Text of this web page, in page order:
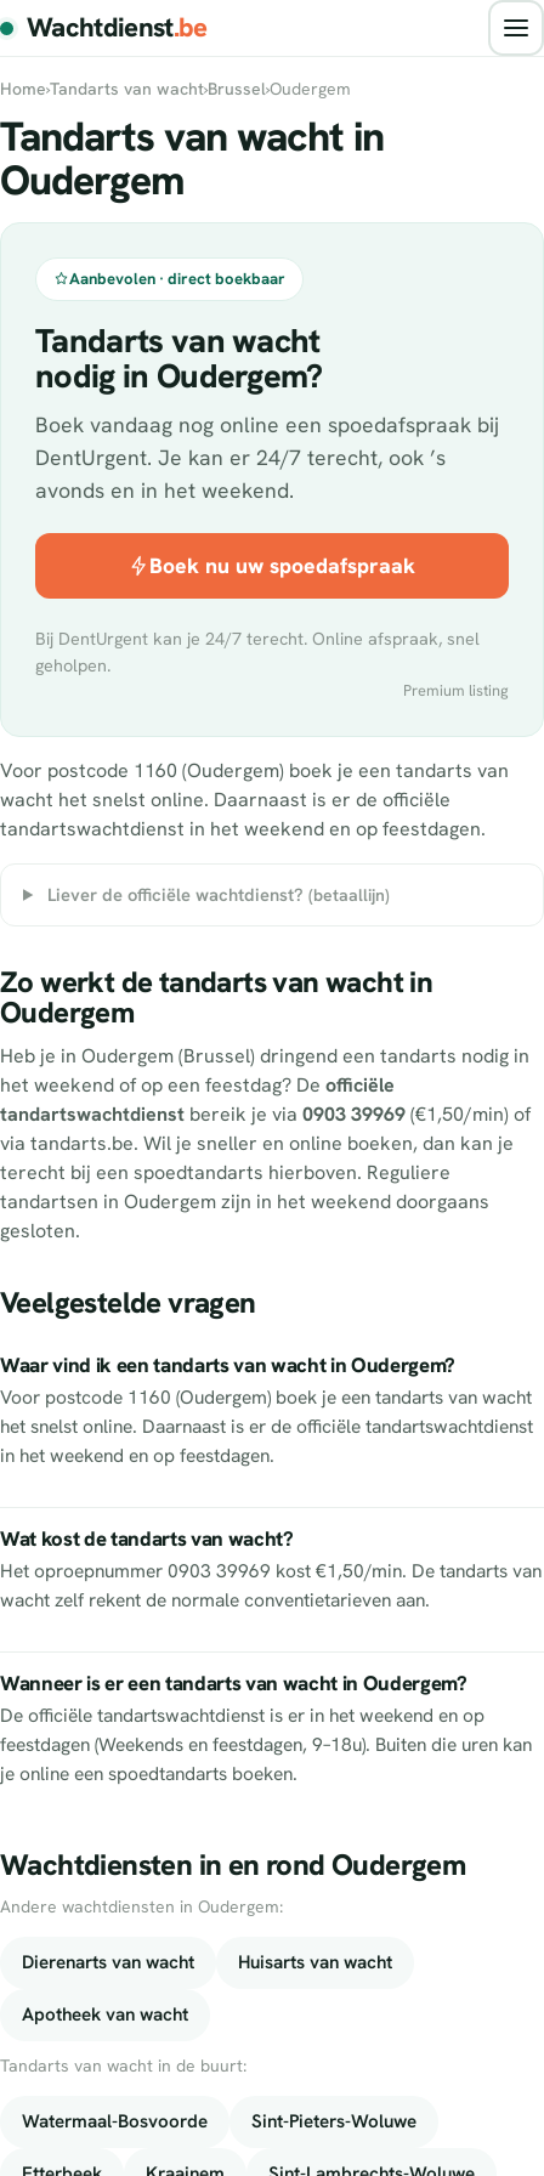
Wachtdienst.be
Home›Tandarts van wacht›Brussel›Oudergem
Tandarts van wacht in
Oudergem
Aanbevolen · direct boekbaar
Tandarts van wacht
nodig in Oudergem?
Boek vandaag nog online een spoedafspraak bij
DentUrgent. Je kan er 24/7 terecht, ook ’s
avonds en in het weekend.
Boek nu uw spoedafspraak
Bij DentUrgent kan je 24/7 terecht. Online afspraak, snel
geholpen.
Premium listing
Voor postcode 1160 (Oudergem) boek je een tandarts van
wacht het snelst online. Daarnaast is er de officiële
tandartswachtdienst in het weekend en op feestdagen.
Liever de officiële wachtdienst? (betaallijn)
Zo werkt de tandarts van wacht in
Oudergem
Heb je in Oudergem (Brussel) dringend een tandarts nodig in
het weekend of op een feestdag? De officiële
tandartswachtdienst bereik je via 0903 39969(€1,50/min) of
via tandarts.be. Wil je sneller en online boeken, dan kan je
terecht bij een spoedtandarts hierboven. Reguliere
tandartsen in Oudergem zijn in het weekend doorgaans
gesloten.
Veelgestelde vragen
Waar vind ik een tandarts van wacht in Oudergem?
Voor postcode 1160 (Oudergem) boek je een tandarts van wacht
het snelst online. Daarnaast is er de officiële tandartswachtdienst
in het weekend en op feestdagen.
Wat kost de tandarts van wacht?
Het oproepnummer 0903 39969 kost €1,50/min. De tandarts van
wacht zelf rekent de normale conventietarieven aan.
Wanneer is er een tandarts van wacht in Oudergem?
De officiële tandartswachtdienst is er in het weekend en op
feestdagen (Weekends en feestdagen, 9–18u). Buiten die uren kan
je online een spoedtandarts boeken.
Wachtdiensten in en rond Oudergem
Andere wachtdiensten in Oudergem:
Dierenarts van wacht Huisarts van wacht
Apotheek van wacht
Tandarts van wacht in de buurt:
Watermaal-Bosvoorde Sint-Pieters-Woluwe